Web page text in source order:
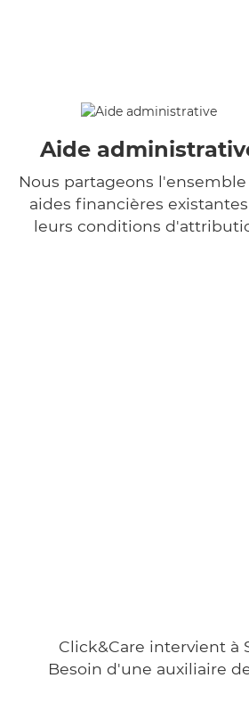
Aide
Nous partageons l'ensemble
aides financières
leurs conditions
Click&Care intervient à
Besoin d'une auxiliaire